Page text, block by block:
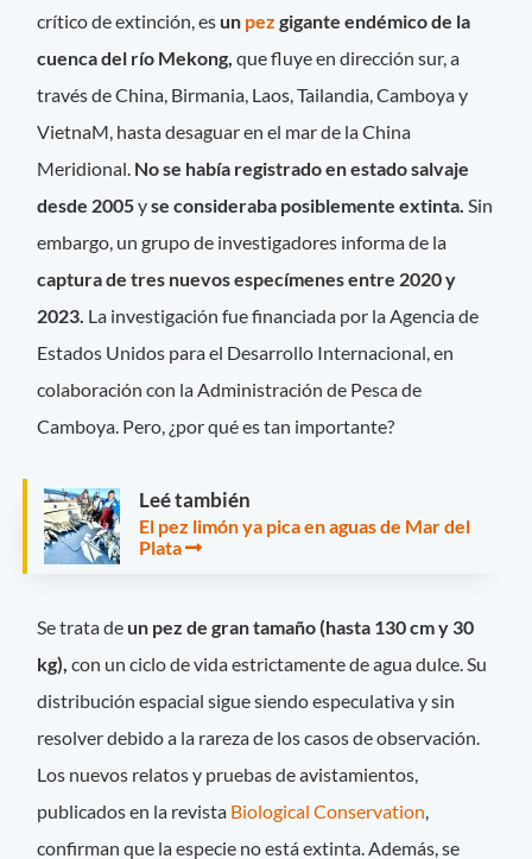
crítico de extinción, es un pez gigante endémico de la
cuenca del río Mekong, que fluye en dirección sur, a
través de China, Birmania, Laos, Tailandia, Camboya y
VietnaM, hasta desaguar en el mar de la China
Meridional. No se había registrado en estado salvaje
desde 2005yse consideraba posiblemente extinta. Sin
embargo, un grupo de investigadores informa de la
captura de tres nuevos especímenes entre 2020 y
2023. La investigación fue financiada por la Agencia de
Estados Unidos para el Desarrollo Internacional, en
colaboración con la Administración de Pesca de
Camboya. Pero, ¿por qué es tan importante?
Leé también
El pez limón ya pica en aguas de Mar del
Plata
Se trata de un pez de gran tamaño (hasta 130 cm y 30
kg), con un ciclo de vida estrictamente de agua dulce. Su
distribución espacial sigue siendo especulativa y sin
resolver debido a la rareza de los casos de observación.
Los nuevos relatos y pruebas de avistamientos,
publicados en la revista Biological Conservation,
confirman que la especie no está extinta. Además, se